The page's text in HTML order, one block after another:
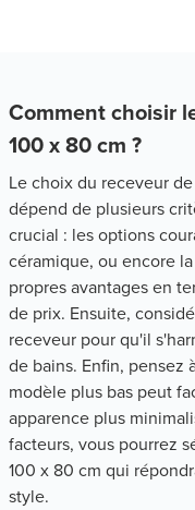
Comment choisir
100 x 80 cm ?
Le choix du receveur
dépend de plusieurs
crucial : les options
céramique, ou encore
propres avantages en
de prix. Ensuite,
receveur pour qu'il
de bains. Enfin, pensez
modèle plus bas peut
apparence plus
facteurs, vous pourrez
100 x 80 cm qui
style.